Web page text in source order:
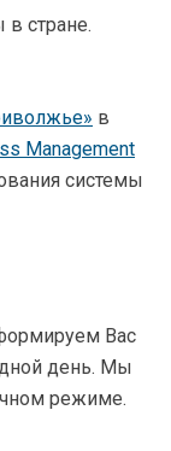
стране.
в
Management
системы
Вас
день. Мы
режиме.